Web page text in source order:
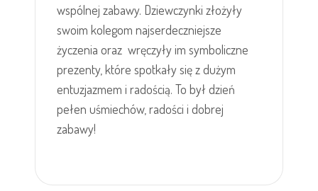
wspólnej zabawy. Dziewczynki złożyły
swoim kolegom najserdeczniejsze
życzenia oraz wręczyły im symboliczne
prezenty, które spotkały się z dużym
entuzjazmem i radością. To był dzień
pełen uśmiechów, radości i dobrej
zabawy!